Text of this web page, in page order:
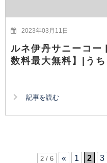
2023年03月11日
ルネ伊丹サニーコー
数料最大無料】|うち
記事を読む
2 / 6 « 1 2 3